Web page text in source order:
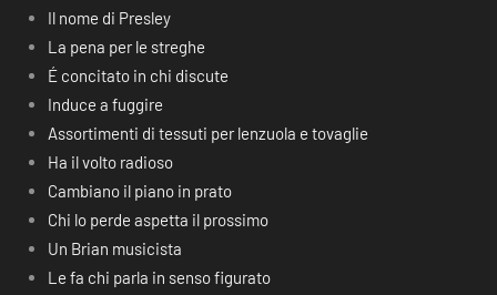
Il nome di Presley
La pena per le streghe
É concitato in chi discute
Induce a fuggire
Assortimenti di tessuti per lenzuola e tovaglie
Ha il volto radioso
Cambiano il piano in prato
Chi lo perde aspetta il prossimo
Un Brian musicista
Le fa chi parla in senso figurato